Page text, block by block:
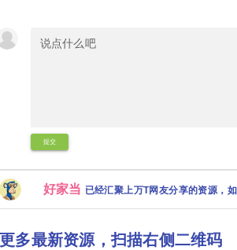
提交
好家当 已经汇聚上万T网友分享的资源，
更多最新资源，扫描右侧二维码